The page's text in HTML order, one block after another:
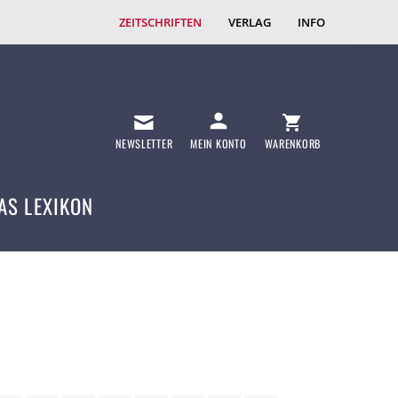
ZEITSCHRIFTEN VERLAG INFO
NEWSLETTER MEIN KONTO WARENKORB
LEXIKON